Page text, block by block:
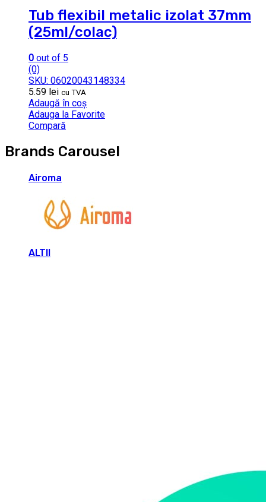
Tub flexibil metalic izolat 37mm
(25ml/colac)
0 out of 5
(0)
SKU: 06020043148334
5.59 lei cu TVA
Adaugă în coș
Adauga la Favorite
Compară
Brands Carousel
Airoma
ALTII